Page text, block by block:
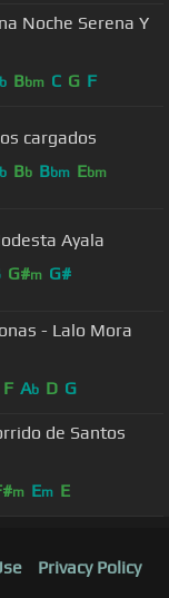
Noche Serena Y
b Bbm C G F
cargados
b Bb Bbm Ebm
Ayala
G#m G#
- Lalo Mora
F Ab D G
de Santos
m Em E
Privacy Policy